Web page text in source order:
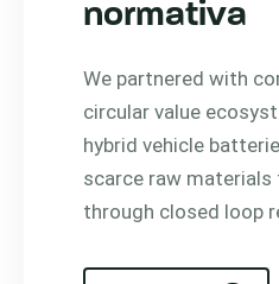
normativa
We partnered with
circular value
hybrid vehicle
scarce raw materials
through closed loop